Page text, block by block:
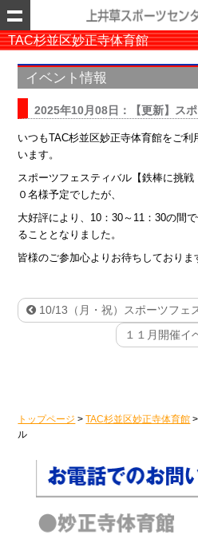
TAC杉並区妙正寺体育館
イベント情報
2025年10月08日：【更新】ス
いつもTAC杉並区妙正寺体育館をご
います。
スポーツフェスティバル【鉄棒に挑
０名様予定でしたが、
大好評により、10：30～11：30の間
ることとなりました。
皆様のご参加心よりお待ちしておりま
10/13（月・祝）スポーツフェ
１１月開催
トップページ >TAC杉並区妙正寺体育館 >
ル